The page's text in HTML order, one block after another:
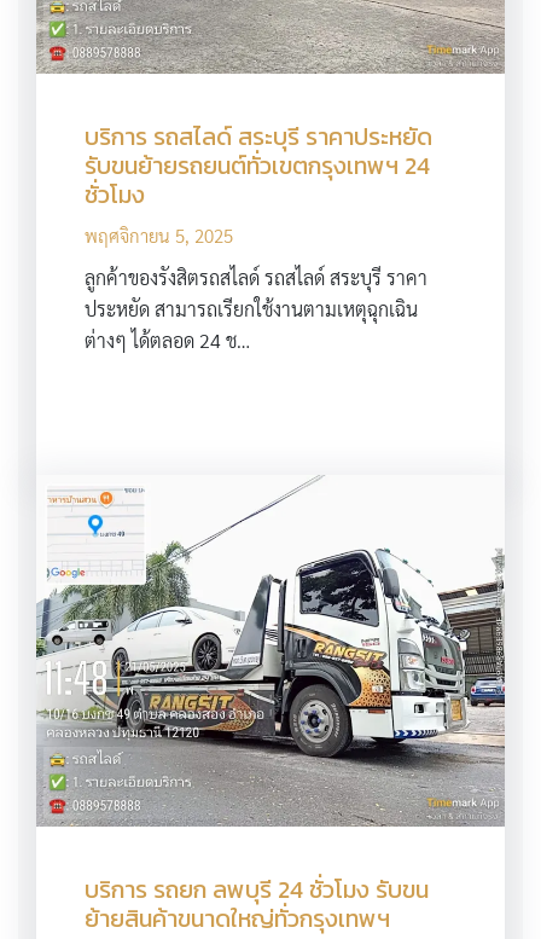
บริการ รถสไลด์ สระบุรี ราคาประหยัด
รับขนย้ายรถยนต์ทั่วเขตกรุงเทพฯ 24
ชั่วโมง
พฤศจิกายน 5, 2025
ลูกค้าของรังสิตรถสไลด์ รถสไลด์ สระบุรี ราคา
ประหยัด สามารถเรียกใช้งานตามเหตุฉุกเฉิน
ต่างๆ ได้ตลอด 24 ช…
บริการ รถยก ลพบุรี 24 ชั่วโมง รับขน
ย้ายสินค้าขนาดใหญ่ทั่วกรุงเทพฯ